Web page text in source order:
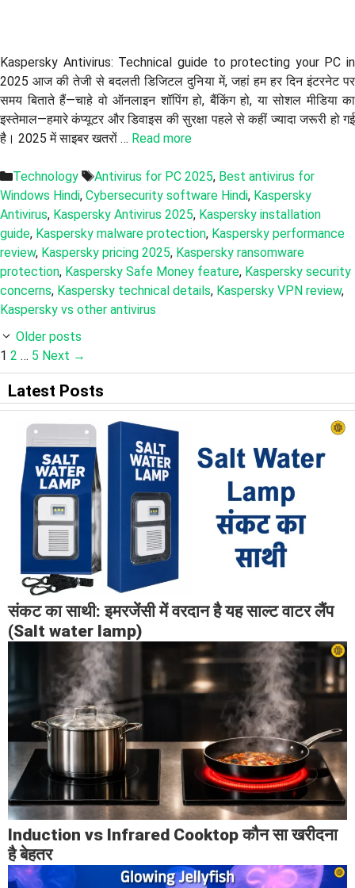
Kaspersky Antivirus: Technical guide to protecting your PC in
2025 आज की तेजी से बदलती डिजिटल दुनिया में, जहां हम हर दिन इंटरनेट पर
समय बिताते हैं—चाहे वो ऑनलाइन शॉपिंग हो, बैंकिंग हो, या सोशल मीडिया का
इस्तेमाल—हमारे कंप्यूटर और डिवाइस की सुरक्षा पहले से कहीं ज्यादा जरूरी हो गई
है। 2025 में साइबर खतरों … Read more
Categories
Technology Tags
Antivirus for PC 2025, Best antivirus for
Windows Hindi, Cybersecurity software Hindi, Kaspersky
Antivirus, Kaspersky Antivirus 2025, Kaspersky installation
guide, Kaspersky malware protection, Kaspersky performance
review, Kaspersky pricing 2025, Kaspersky ransomware
protection, Kaspersky Safe Money feature, Kaspersky security
concerns, Kaspersky technical details, Kaspersky VPN review,
Kaspersky vs other antivirus
Older posts
Page
1 Page
2 … Page
5 Next →
Latest Posts
संकट का साथी: इमरजेंसी में वरदान है यह साल्ट वाटर लैंप
(Salt water lamp)
Induction vs Infrared Cooktop कौन सा खरीदना
है बेहतर